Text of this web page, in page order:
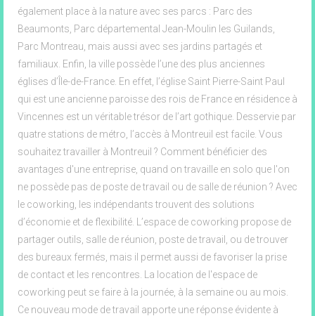
également place à la nature avec ses parcs : Parc des
Beaumonts, Parc départemental Jean-Moulin les Guilands,
Parc Montreau, mais aussi avec ses jardins partagés et
familiaux. Enfin, la ville possède l’une des plus anciennes
églises d’Île-de-France. En effet, l’église Saint Pierre-Saint Paul
qui est une ancienne paroisse des rois de France en résidence à
Vincennes est un véritable trésor de l’art gothique. Desservie par
quatre stations de métro, l’accès à Montreuil est facile. Vous
souhaitez travailler à Montreuil ? Comment bénéficier des
avantages d'une entreprise, quand on travaille en solo que l'on
ne possède pas de poste de travail ou de salle de réunion ? Avec
le coworking, les indépendants trouvent des solutions
d’économie et de flexibilité. L’espace de coworking propose de
partager outils, salle de réunion, poste de travail, ou de trouver
des bureaux fermés, mais il permet aussi de favoriser la prise
de contact et les rencontres. La location de l'espace de
coworking peut se faire à la journée, à la semaine ou au mois.
Ce nouveau mode de travail apporte une réponse évidente à